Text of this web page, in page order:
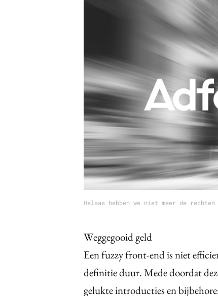
Influencer
Interne
Martech
Helaas hebben we niet meer de
Weggegooid geld
Een fuzzy front-end is niet
definitie duur. Mede doordat
gelukte introducties en